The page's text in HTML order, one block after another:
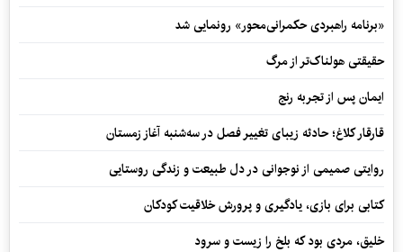
«برنامه راهبردی حکمرانی‌محور» رونمایی شد
حقیقتی هولناک‌تر از مرگ
ایمان پس از تجربه رنج
قارقار کلاغ؛ حادثه زیبای تغییر فصل در سه‌شنبه آغاز زمستان
روایتی صمیمی از نوجوانی در دل طبیعت و زندگی روستایی
کتابی برای بازی، یادگیری و پرورش خلاقیت کودکان
خلیق، مردی بود که بلخ را زیست و سرود